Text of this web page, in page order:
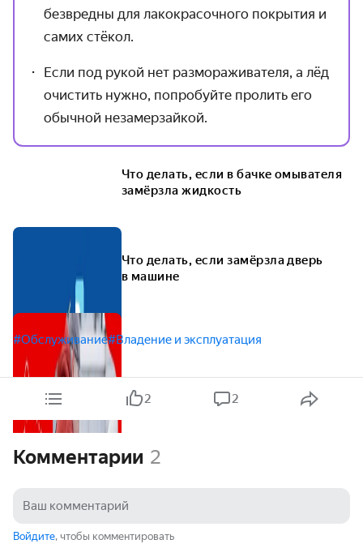
безвредны для лакокрасочного покрытия и
самих стёкол.
Если под рукой нет размораживателя, а лёд
очистить нужно, попробуйте пролить его
обычной незамерзайкой.
Что делать, если в бачке омывателя
замёрзла жидкость
Что делать, если замёрзла дверь
в машине
#Обслуживание#Владение и эксплуатация
2 2
Комментарии 2
Войдите, чтобы комментировать